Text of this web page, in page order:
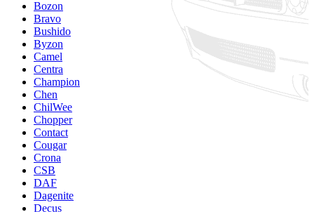
Bozon
Bravo
Bushido
Byzon
Camel
Centra
Champion
Chen
ChilWee
Chopper
Contact
Cougar
Crona
CSB
DAF
Dagenite
Decus